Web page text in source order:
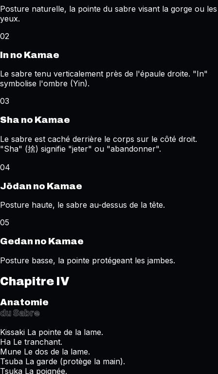
Posture naturelle, la pointe du sabre visant la gorge ou les
yeux.
02
In no Kamae
Le sabre tenu verticalement près de l'épaule droite. "In"
symbolise l'ombre (Yin).
03
Sha no Kamae
Le sabre est caché derrière le corps sur le côté droit.
"Sha" (捨) signifie "jeter" ou "abandonner".
04
Jōdan no Kamae
Posture haute, le sabre au-dessus de la tête.
05
Gedan no Kamae
Posture basse, la pointe protégeant les jambes.
Chapitre IV
Anatomie
du Sabre
Kissaki La pointe de la lame.
Ha Le tranchant.
Mune Le dos de la lame.
Tsuba La garde (protège la main).
Tsuka La poignée.